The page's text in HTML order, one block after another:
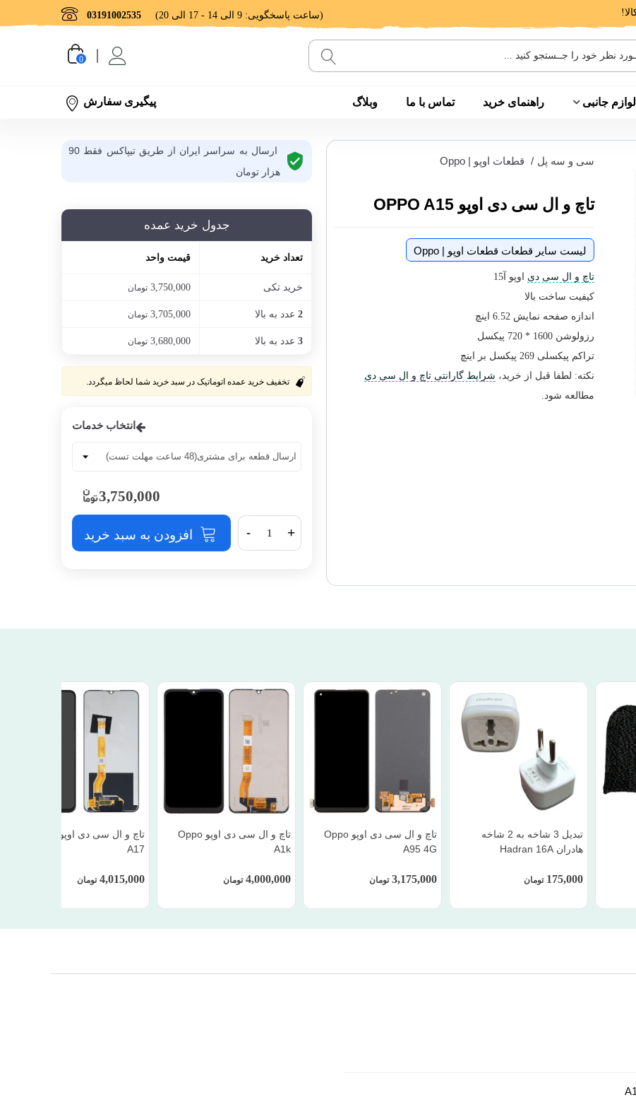
03191002535 (ساعت پاسخگویی: 9 الی 14 - 17 الی 20)
0
لوازم جانبی راهنمای خرید تماس با ما وبلاگ پیگیری سفارش
سی و سه پل / قطعات اوپو | Oppo
تاچ و ال سی دی اوپو OPPO A15
لیست سایر قطعات قطعات اوپو | Oppo
تاچ و ال سی دی اوپو آ15
کیفیت ساخت بالا
اندازه صفحه نمایش 6.52 اینچ
رزولوشن 1600 * 720 پیکسل
تراکم پیکسلی 269 پیکسل بر اینچ
نکته: لطفا قبل از خرید، شرایط گارانتی تاچ و ال سی دی
مطالعه شود.
ارسال به سراسر ایران از طریق تیپاکس فقط 90
هزار تومان
جدول خرید عمده
تعداد خرید قیمت واحد
خرید تکی 3,750,000 تومان
2عدد به بالا 3,705,000 تومان
3عدد به بالا 3,680,000 تومان
تخفیف خرید عمده اتوماتیک در سبد خرید شما لحاظ میگردد.
انتخاب خدمات
3,750,000
- + افزودن به سبد خرید
تبدیل 3 شاخه به 2 شاخه
هادران Hadran 16A
175,000 تومان
تاچ و ال سی دی اوپو Oppo
A95 4G
3,175,000 تومان
تاچ و ال سی دی اوپو Oppo
A1k
4,000,000 تومان
A17
4,015,000 تومان